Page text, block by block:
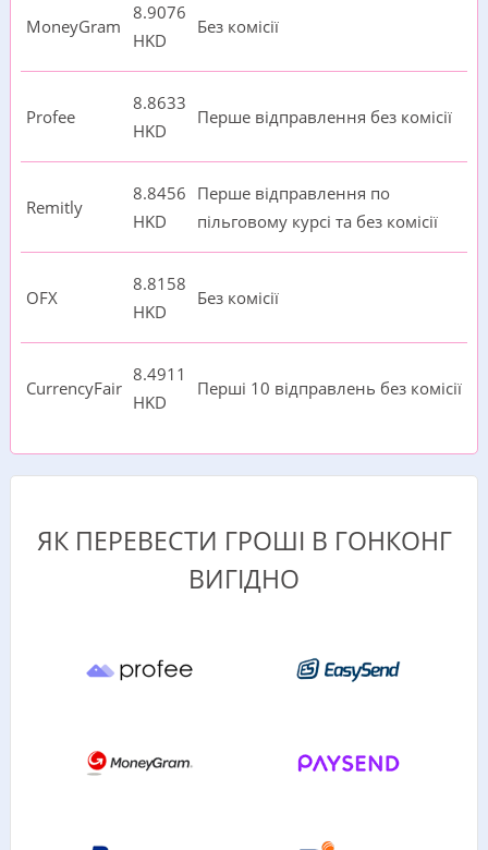
MoneyGram
8.9076
HKD
Без комісії
Profee
8.8633
HKD
Перше відправлення без комісії
Remitly
8.8456
HKD
Перше відправлення по
пільговому курсі та без комісії
OFX
8.8158
HKD
Без комісії
CurrencyFair
8.4911
HKD
Перші 10 відправлень без комісії
ЯК ПЕРЕВЕСТИ ГРОШІ В ГОНКОНГ
ВИГІДНО